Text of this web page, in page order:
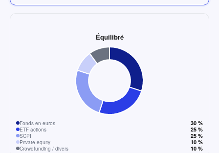
Équilibré
Fonds en euros 30 %
ETF actions 25 %
SCPI 25 %
Private equity 10 %
Crowdfunding / divers 10 %